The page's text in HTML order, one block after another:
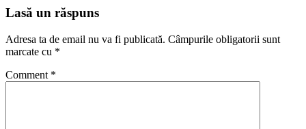
Lasă un răspuns
Adresa ta de email nu va fi publicată. Câmpurile obligatorii sunt
marcate cu *
Comment *